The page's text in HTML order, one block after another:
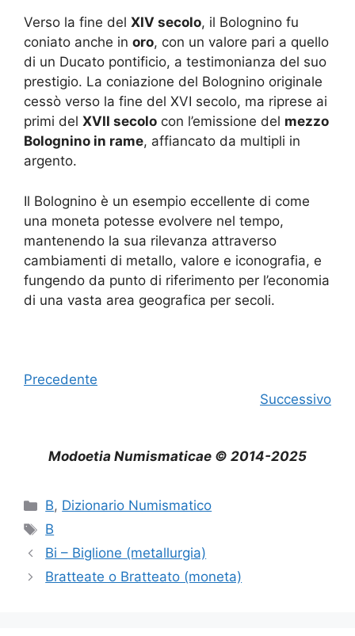
Verso la fine del XIV secolo, il Bolognino fu
coniato anche in oro, con un valore pari a quello
di un Ducato pontificio, a testimonianza del suo
prestigio. La coniazione del Bolognino originale
cessò verso la fine del XVI secolo, ma riprese ai
primi del XVII secolo con l’emissione del mezzo
Bolognino in rame, affiancato da multipli in
argento.
Il Bolognino è un esempio eccellente di come
una moneta potesse evolvere nel tempo,
mantenendo la sua rilevanza attraverso
cambiamenti di metallo, valore e iconografia, e
fungendo da punto di riferimento per l’economia
di una vasta area geografica per secoli.
Precedente
Successivo
Modoetia Numismaticae © 2014-2025
Categorie
B, Dizionario Numismatico
Tag
B
Bi – Biglione (metallurgia)
Bratteate o Bratteato (moneta)